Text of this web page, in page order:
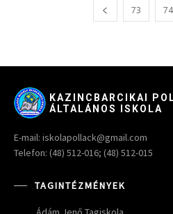
73 74
KAZINCBARCIKAI
ÁLTALÁNOS ISKOLA
E-mail: iskolapollack@gmail.com
Telefon: (48) 512-016; (48) 512-015
TAGINTÉZMÉNYEK